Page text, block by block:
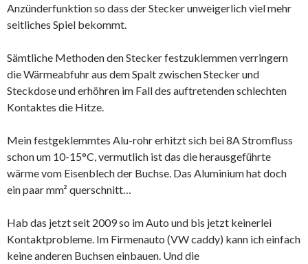
Anzünderfunktion so dass der Stecker unweigerlich viel mehr
seitliches Spiel bekommt.
Sämtliche Methoden den Stecker festzuklemmen verringern
die Wärmeabfuhr aus dem Spalt zwischen Stecker und
Steckdose und erhöhren im Fall des auftretenden schlechten
Kontaktes die Hitze.
Mein festgeklemmtes Alu-rohr erhitzt sich bei 8A Stromfluss
schon um 10-15°C, vermutlich ist das die herausgeführte
wärme vom Eisenblech der Buchse. Das Aluminium hat doch
ein paar mm² querschnitt…
Hab das jetzt seit 2009 so im Auto und bis jetzt keinerlei
Kontaktprobleme. Im Firmenauto (VW caddy) kann ich einfach
keine anderen Buchsen einbauen. Und die